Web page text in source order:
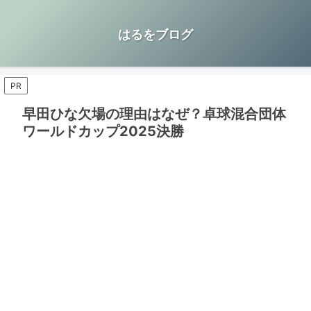
はるをブログ
PR
早田ひな欠場の理由はなぜ？卓球混合団体
ワールドカップ2025決勝